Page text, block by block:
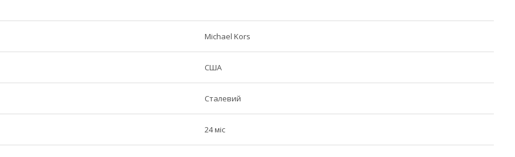
Michael Kors
США
Сталевий
24 міс